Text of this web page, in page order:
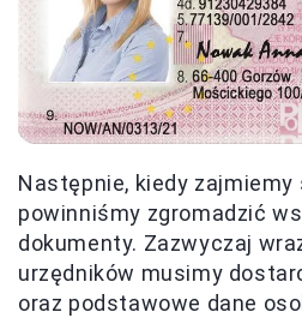
Następnie, kiedy
powinniśmy zgromadzić
dokumenty. Zazwyczaj
urzędników musimy
oraz podstawowe dane